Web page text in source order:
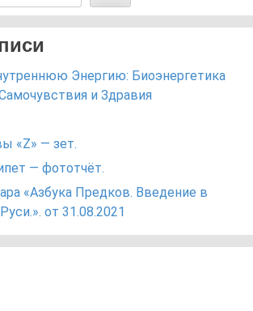
Энергию: Биоэнергетика
и Здравия
«Z» — зет.
— фототчёт.
«Азбука Предков. Введение в
от 31.08.2021